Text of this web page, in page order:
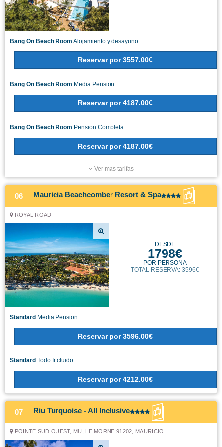
Bang On Beach Room Alojamiento y desayuno
Reservar por 3557.00€
Bang On Beach Room Media Pension
Reservar por 4187.00€
Bang On Beach Room Pension Completa
Reservar por 4187.00€
Ver más tarifas
06 Mauricia Beachcomber Resort & Spa
ROYAL ROAD
DESDE
1798€
POR PERSONA
TOTAL RESERVA: 3596€
Standard Media Pension
Reservar por 3596.00€
Standard Todo Incluido
Reservar por 4212.00€
07 Riu Turquoise - All Inclusive
POINTE SUD OUEST, MU, LE MORNE 91202, MAURICIO